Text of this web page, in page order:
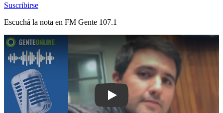
Suscribirse
Escuchá la nota en FM Gente 107.1
Play: El edil Adolfo Varela habló